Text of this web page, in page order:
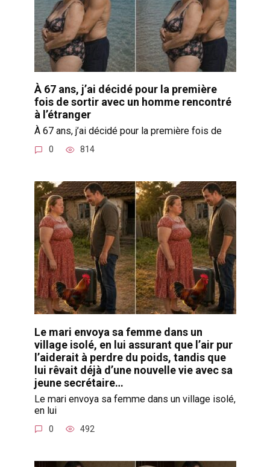
À 67 ans, j’ai décidé pour la première
fois de sortir avec un homme rencontré
à l’étranger
À 67 ans, j’ai décidé pour la première fois de
0 814
Le mari envoya sa femme dans un
village isolé, en lui assurant que l’air pur
l’aiderait à perdre du poids, tandis que
lui rêvait déjà d’une nouvelle vie avec sa
jeune secrétaire…
Le mari envoya sa femme dans un village isolé,
en lui
0 492